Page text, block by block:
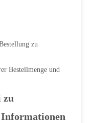
zu
Bestellmenge und
zu